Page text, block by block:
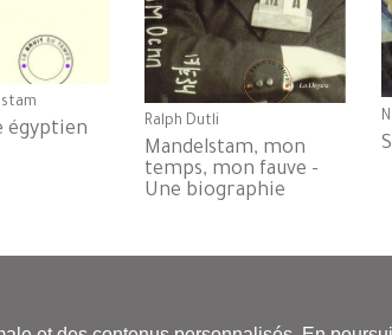
égyptien Ralph Dutli
Mandelstam, mon
temps, mon fauve -
Une biographie
- Tel. 01 43 29 62 50 -Nous contacter-Conditions